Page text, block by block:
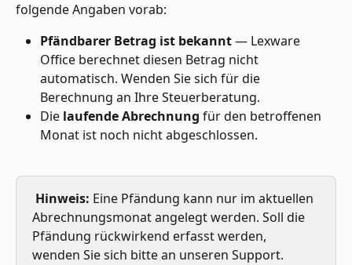
folgende Angaben vorab:
Pfändbarer Betrag ist bekannt — Lexware
Office berechnet diesen Betrag nicht
automatisch. Wenden Sie sich für die
Berechnung an Ihre Steuerberatung.
Die laufende Abrechnung für den betroffenen
Monat ist noch nicht abgeschlossen.
Hinweis: Eine Pfändung kann nur im aktuellen
Abrechnungsmonat angelegt werden. Soll die
Pfändung rückwirkend erfasst werden,
wenden Sie sich bitte an unseren Support.